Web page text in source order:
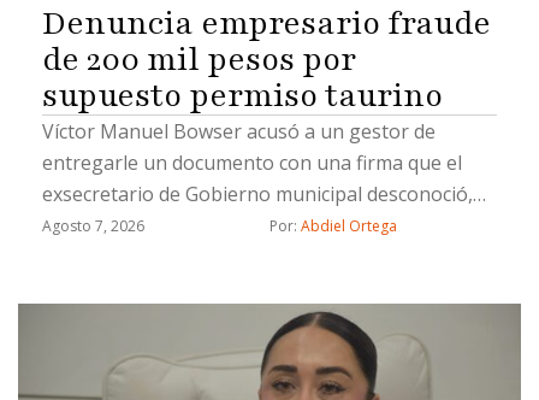
Denuncia empresario fraude
de 200 mil pesos por
supuesto permiso taurino
Víctor Manuel Bowser acusó a un gestor de
entregarle un documento con una firma que el
exsecretario de Gobierno municipal desconoció,
además señala a dos ex funcionarios: Miguel
Agosto 7, 2026 Por: Abdiel Ortega